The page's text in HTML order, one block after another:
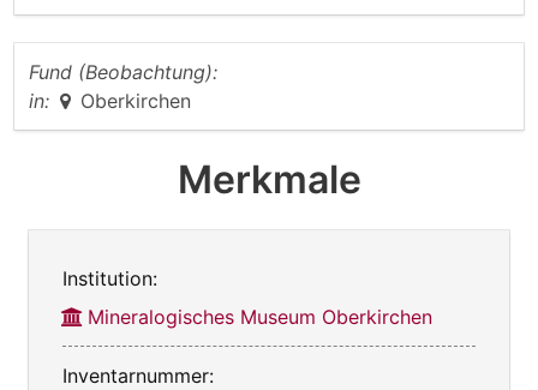
Fund (Beobachtung):
in:
Oberkirchen
Merkmale
Institution:
Mineralogisches Museum Oberkirchen
Inventarnummer: